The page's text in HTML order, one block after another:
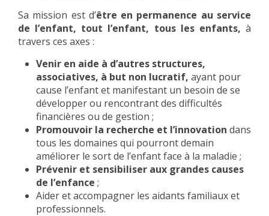
Sa mission est d’être en permanence au service
de l’enfant, tout l’enfant, tous les enfants, à
travers ces axes :
Venir en aide à d’autres structures,
associatives, à but non lucratif, ayant pour
cause l’enfant et manifestant un besoin de se
développer ou rencontrant des difficultés
financières ou de gestion ;
Promouvoir la recherche et l’innovation dans
tous les domaines qui pourront demain
améliorer le sort de l’enfant face à la maladie ;
Prévenir et sensibiliser aux grandes causes
de l’enfance ;
Aider et accompagner les aidants familiaux et
professionnels.